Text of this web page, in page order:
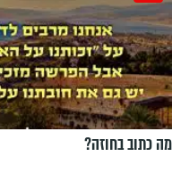
מה כתוב בחוזה?